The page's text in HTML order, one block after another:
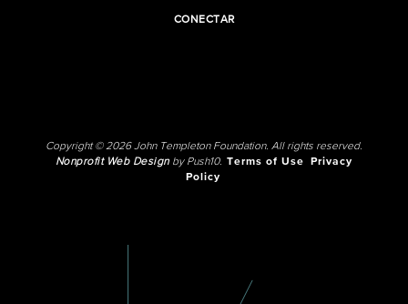
CONECTAR
Copyright © 2026 John Templeton Foundation. All rights reserved.
Nonprofit Web Designby Push10. Terms of Use
Privacy
Policy